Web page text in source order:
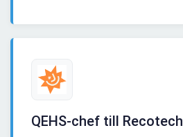
QEHS-chef till Recotech